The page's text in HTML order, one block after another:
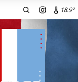
18.9º